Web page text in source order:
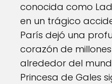
conocida como
en un trágico
París dejó una
corazón de
alrededor del
Princesa de Gales